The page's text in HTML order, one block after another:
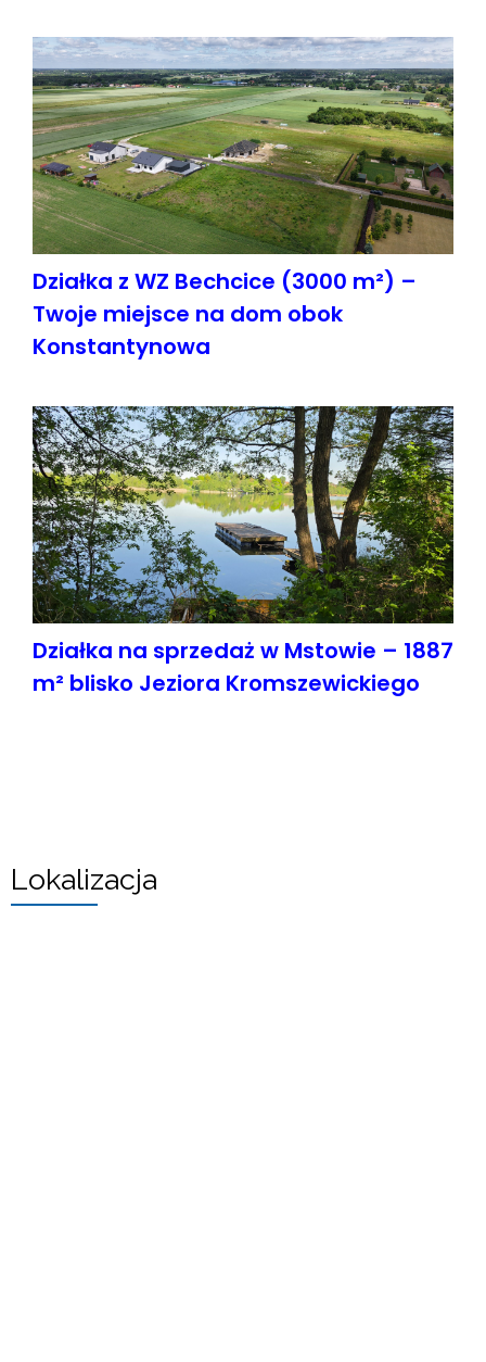
Działka z WZ Bechcice (3000 m²) –
Twoje miejsce na dom obok
Konstantynowa
Działka na sprzedaż w Mstowie – 1887
m² blisko Jeziora Kromszewickiego
Lokalizacja